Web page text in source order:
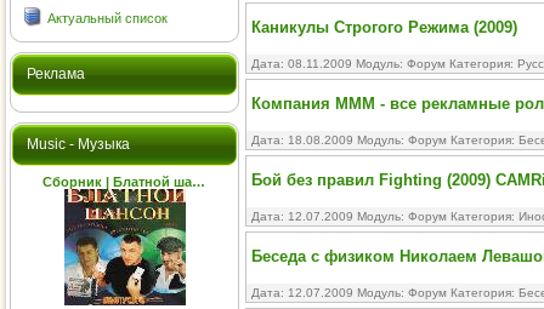
Актуальный список
Реклама
Music - Музыка
Сборник | Блатной ша…
Каникулы Строгого Режима (2009)
Дата: 08.11.2009 Модуль: Форум Категория:
Компания МMM - все рекламные
Дата: 18.08.2009 Модуль: Форум Категория:
Бой без правил Fighting (2009)
Дата: 12.07.2009 Модуль: Форум Категория:
Беседа с физиком Николаем
Дата: 12.07.2009 Модуль: Форум Категория: